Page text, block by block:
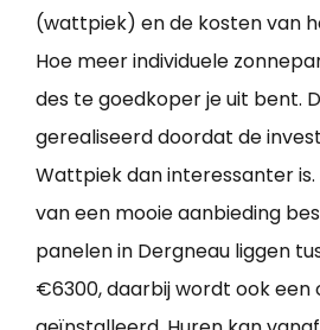
(wattpiek) en de kosten van
Hoe meer individuele
des te goedkoper je uit bent.
gerealiseerd doordat de
Wattpiek dan interessanter
van een mooie aanbieding
panelen in Dergneau liggen
€6300, daarbij wordt ook